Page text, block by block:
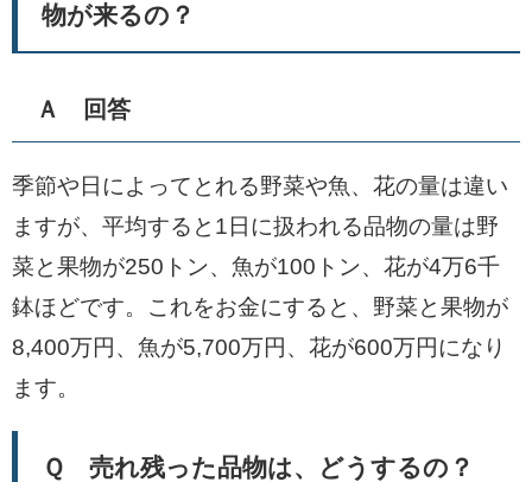
物が来るの？
Ａ 回答
季節や日によってとれる野菜や魚、花の量は違い
ますが、平均すると1日に扱われる品物の量は野
菜と果物が250トン、魚が100トン、花が4万6千
鉢ほどです。これをお金にすると、野菜と果物が
8,400万円、魚が5,700万円、花が600万円になり
ます。
Ｑ 売れ残った品物は、どうするの？